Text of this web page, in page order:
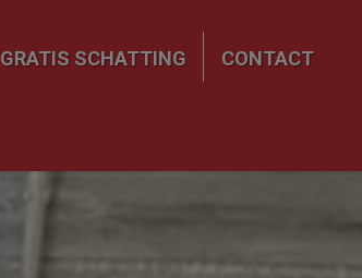
GRATIS SCHATTING CONTACT